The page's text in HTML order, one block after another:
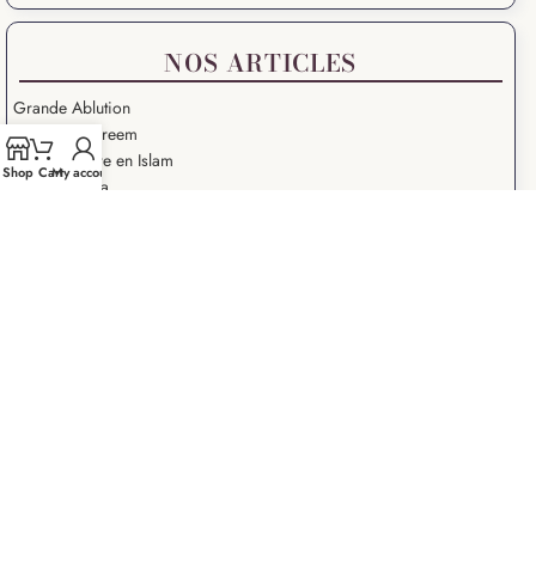
NOS ARTICLES
Grande Ablution
Ramadan Kareem
Salat – Prière en Islam
Salat Istikhara
Shop CartMy account